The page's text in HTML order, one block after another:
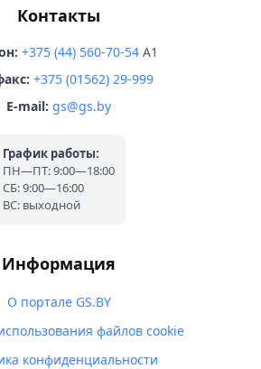
Контакты
+375 (44) 560-70-54 A1
+375 (01562) 29-999
E-mail: gs@gs.by
График работы:
ПН—ПТ: 9:00—18:00
СБ: 9:00—16:00
ВС: выходной
Информация
О портале GS.BY
файлов cookie
конфиденциальности